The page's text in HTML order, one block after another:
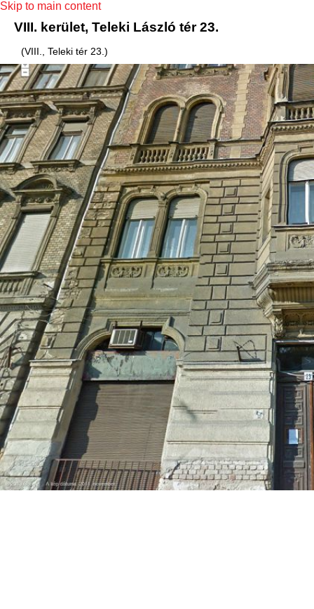
Skip to main content
VIII. kerület, Teleki László tér 23.
(VIII., Teleki tér 23.)